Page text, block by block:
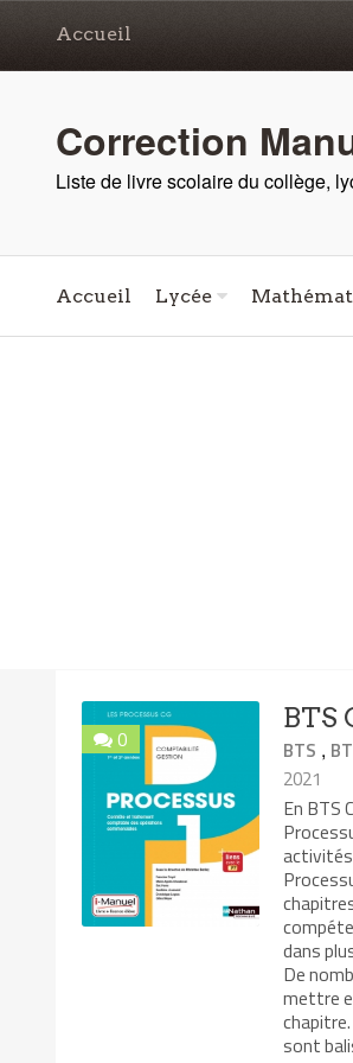
Accueil
Correction
Liste de livre scolaire du collège,
Accueil Lycée
0
BTS
BTS ,
2021
En BTS
activités
dans
De
mettre
sont